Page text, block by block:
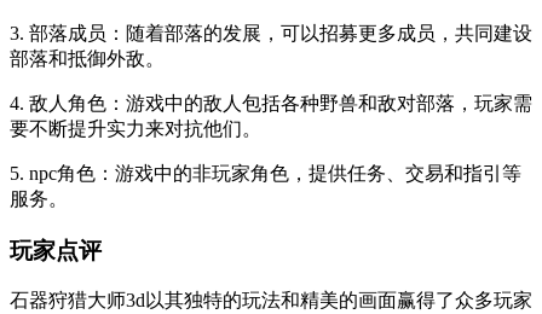
3. 部落成员：随着部落的发展，可以招募更多成员，共同建设
部落和抵御外敌。
4. 敌人角色：游戏中的敌人包括各种野兽和敌对部落，玩家需
要不断提升实力来对抗他们。
5. npc角色：游戏中的非玩家角色，提供任务、交易和指引等
服务。
玩家点评
石器狩猎大师3d以其独特的玩法和精美的画面赢得了众多玩家